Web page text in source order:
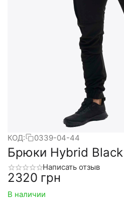
КОД: 0339-04-44
Брюки Hybrid Black
Написать отзыв
‍2320‍ грн
В наличии